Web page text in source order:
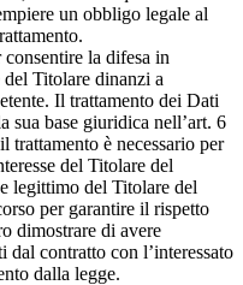
un obbligo legale al
la difesa in
Titolare dinanzi a
Il trattamento dei Dati
sua base giuridica nell’art. 6
è necessario per
del Titolare del
legittimo del Titolare del
per garantire il rispetto
dimostrare di avere
contratto con l’interessato
dalla legge.